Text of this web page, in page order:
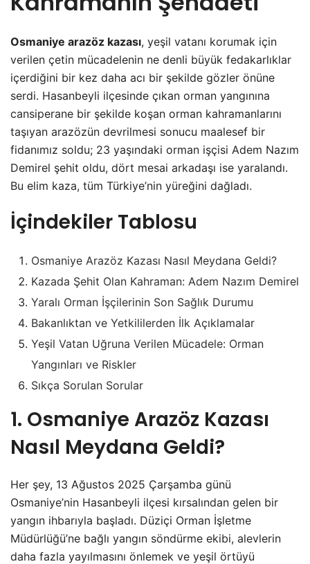
Osmaniye arazöz kazası, yeşil vatanı korumak için
verilen çetin mücadelenin ne denli büyük fedakarlıklar
içerdiğini bir kez daha acı bir şekilde gözler önüne
serdi. Hasanbeyli ilçesinde çıkan orman yangınına
cansiperane bir şekilde koşan orman kahramanlarını
taşıyan arazözün devrilmesi sonucu maalesef bir
fidanımız soldu; 23 yaşındaki orman işçisi Adem Nazım
Demirel şehit oldu, dört mesai arkadaşı ise yaralandı.
Bu elim kaza, tüm Türkiye’nin yüreğini dağladı.
İçindekiler Tablosu
Osmaniye Arazöz Kazası Nasıl Meydana Geldi?
Kazada Şehit Olan Kahraman: Adem Nazım Demirel
Yaralı Orman İşçilerinin Son Sağlık Durumu
Bakanlıktan ve Yetkililerden İlk Açıklamalar
Yeşil Vatan Uğruna Verilen Mücadele: Orman
Yangınları ve Riskler
Sıkça Sorulan Sorular
1. Osmaniye Arazöz Kazası
Nasıl Meydana Geldi?
Her şey, 13 Ağustos 2025 Çarşamba günü
Osmaniye’nin Hasanbeyli ilçesi kırsalından gelen bir
yangın ihbarıyla başladı. Düziçi Orman İşletme
Müdürlüğü’ne bağlı yangın söndürme ekibi, alevlerin
daha fazla yayılmasını önlemek ve yeşil örtüyü